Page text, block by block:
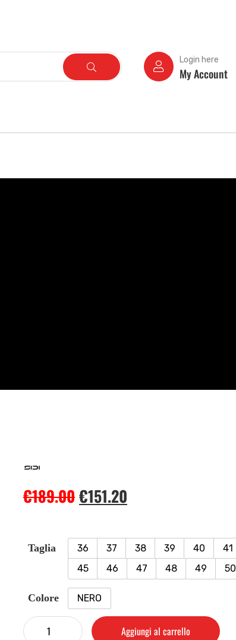
Login here
My Account
€189.00€151.20
Taglia 36 37 38 39 40 41
45
46 47 48 49 50
Colore NERO
Aggiungi al carrello